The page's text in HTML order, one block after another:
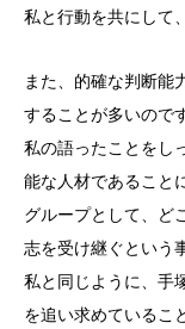
私と行動を共にして
また、的確な判断能
することが多いのです
私の語ったことをし
能な人材であること
グループとして、ど
志を受け継ぐという
私と同じように、手
を追い求めているこ